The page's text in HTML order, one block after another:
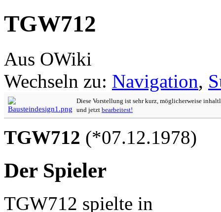
TGW712
Aus OWiki
Wechseln zu: Navigation,
Diese Vorstellung ist sehr kurz, möglicherweise
und jetzt bearbeitest!
TGW712 (*07.12.1978)
Der Spieler
TGW712 spielte in